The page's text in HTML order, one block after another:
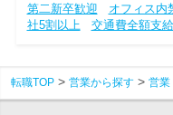
第二新卒歓迎
オフィス内
社5割以上
交通費全額支給
転職TOP 営業から探す 営業